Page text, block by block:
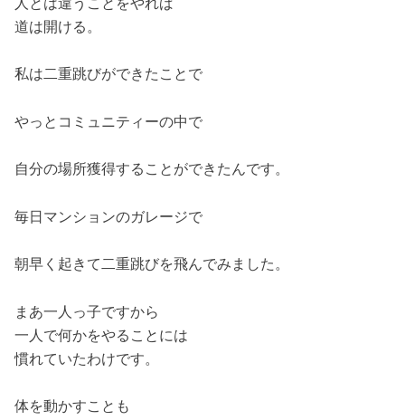
道は開ける。
私は二重跳びができたことで
やっとコミュニティーの中で
自分の場所獲得することができたんです。
毎日マンションのガレージで
朝早く起きて二重跳びを飛んでみました。
まあ一人っ子ですから
一人で何かをやることには
慣れていたわけです。
体を動かすことも